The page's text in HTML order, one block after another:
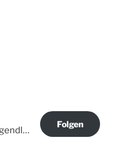
@irgendlink.de@irgendlink.de
Folgen